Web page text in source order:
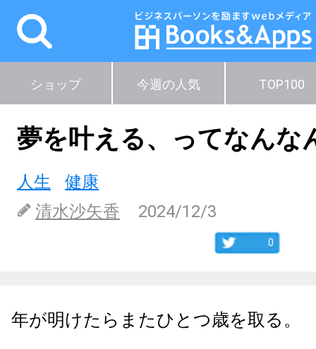
ショップ 今週の人気 TOP100
夢を叶える、ってなんな
人生
健康
清水沙矢香
2024/12/3
0
年が明けたらまたひとつ歳を取る。